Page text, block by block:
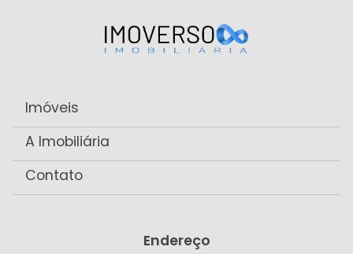
Imóveis
A Imobiliária
Contato
Endereço